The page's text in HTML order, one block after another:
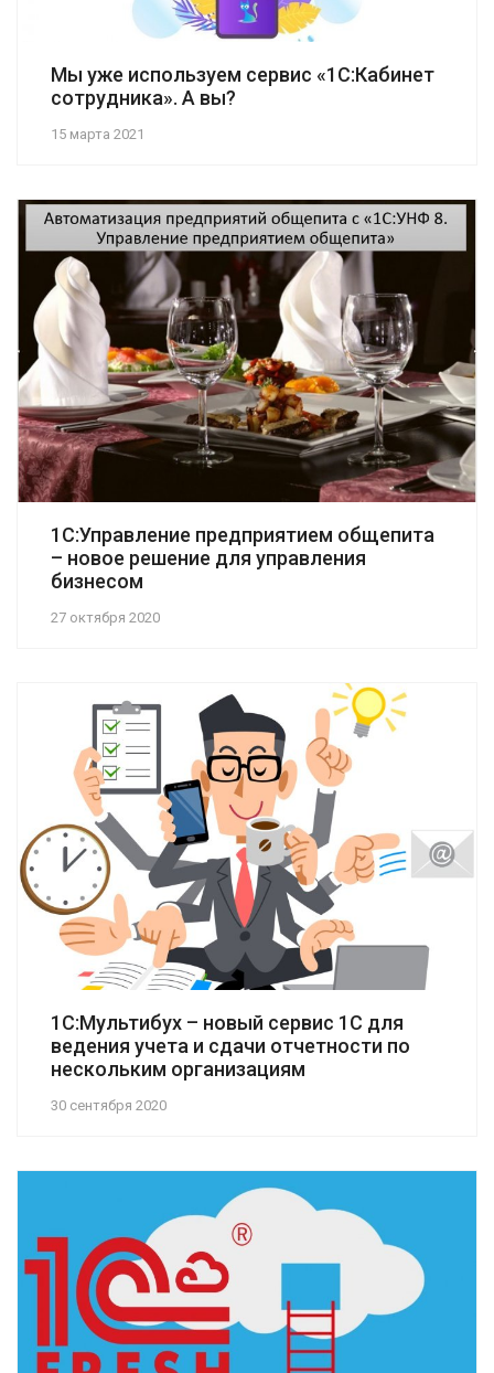
Мы уже используем сервис «1С:Кабинет
сотрудника». А вы?
15 марта 2021
1С:Управление предприятием общепита
– новое решение для управления
бизнесом
27 октября 2020
1С:Мультибух – новый сервис 1С для
ведения учета и сдачи отчетности по
нескольким организациям
30 сентября 2020